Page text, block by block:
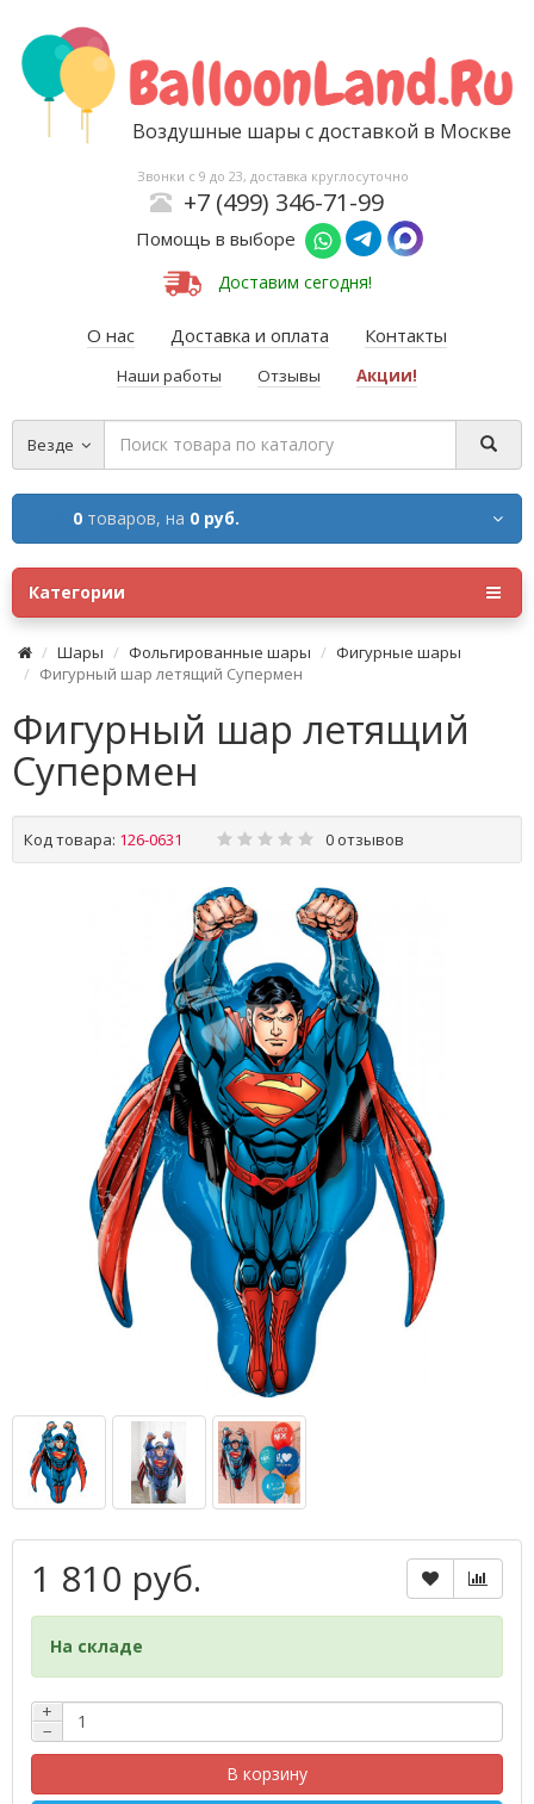
Воздушные шары с доставкой в Москве
Звонки с 9 до 23, доставка круглосуточно
+7 (499) 346-71-99
Помощь в выборе
Доставим сегодня!
О нас Доставка и оплата Контакты
Наши работы Отзывы Акции!
Везде
0 товаров, на 0 руб.
Категории
Шары Фольгированные шары
Фигурные шары
Фигурный шар летящий Супермен
Фигурный шар летящий
Супермен
Код товара: 126-0631 0 отзывов
1 810 руб.
На складе
+
−
В корзину